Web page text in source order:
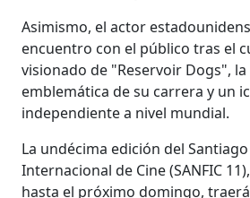
Asimismo, el actor
encuentro con el público tras el
visionado de "Reservoir Dogs",
emblemática de su carrera y un
independiente a nivel mundial.
La undécima edición del
Internacional de Cine (SANFIC
hasta el próximo domingo,